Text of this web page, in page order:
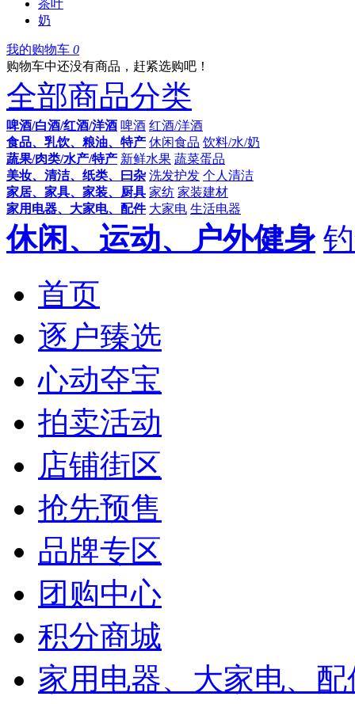
茶叶
奶
我的购物车 0
购物车中还没有商品，赶紧选购吧！
全部商品分类
啤酒/白酒/红酒/洋酒 啤酒 红酒/洋酒
食品、乳饮、粮油、特产 休闲食品 饮料/水/奶
蔬果/肉类/水产/特产 新鲜水果 蔬菜蛋品
美妆、清洁、纸类、曰杂 洗发护发 个人清洁
家居、家具、家装、厨具 家纺 家装建材
家用电器、大家电、配件 大家电 生活电器
休闲、运动、户外健身
首页
逐户臻选
心动夺宝
拍卖活动
店铺街区
抢先预售
品牌专区
团购中心
积分商城
家用电器、大家电、配